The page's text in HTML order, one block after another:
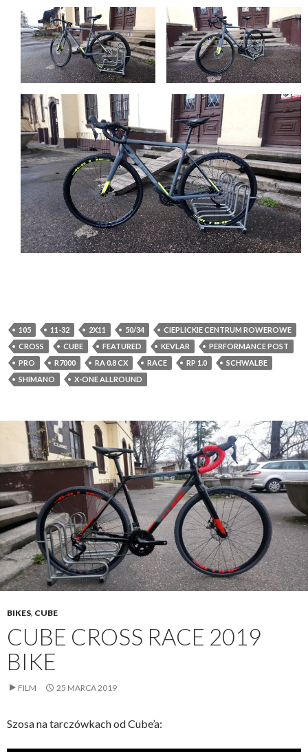
105 11-32 2X11 50/34
CIEPLICKIE CENTRUM ROWEROWE
CROSS
CUBE FEATURED KEVLAR
PERFORMANCE POST
PRO
R7000 RA 0.8 CX RACE RP 1.0
SCHWALBE
SHIMANO
X-ONE ALLROUND
BIKES, CUBE
CUBE CROSS RACE 2019
BIKE
FILM 25 MARCA 2019
Szosa na tarczówkach od Cube’a: